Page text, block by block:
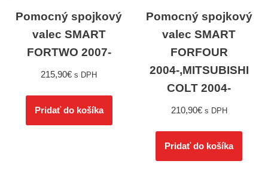
Pomocný spojkový
valec SMART
FORTWO 2007-
215,90€ s DPH
Pridať do košíka
Pomocný spojkový
valec SMART
FORFOUR
2004-,MITSUBISHI
COLT 2004-
210,90€ s DPH
Pridať do košíka